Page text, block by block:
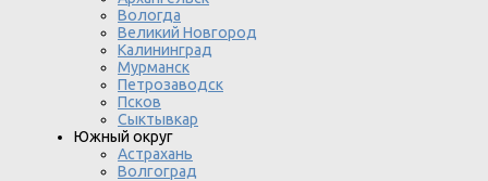
Вологда
Великий Новгород
Калининград
Мурманск
Петрозаводск
Псков
Сыктывкар
Южный округ
Астрахань
Волгоград